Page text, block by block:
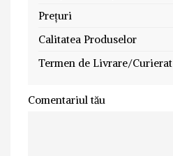
Prețuri
Calitatea Produselor
Termen de Livrare/Curierat
Comentariul tău